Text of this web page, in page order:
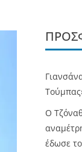
Ο
έδωσε